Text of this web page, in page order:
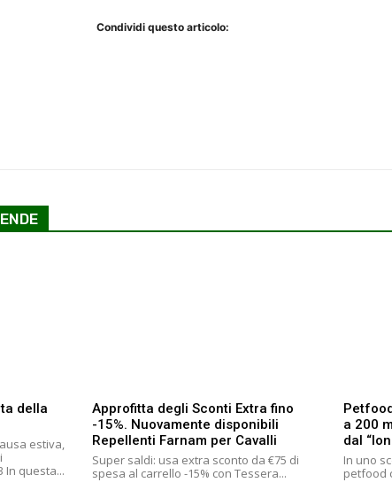
Condividi questo articolo:
della
estiva,
https://vimeo.com/1208470423 In questa...
Approfitta degli Sconti Extra fino
-15%. Nuovamente disponibili
Repellenti Farnam per Cavalli
Super saldi: usa extra sconto da €75 di
spesa al carrello -15% con Tessera...
a 200
dal
In uno
petfood